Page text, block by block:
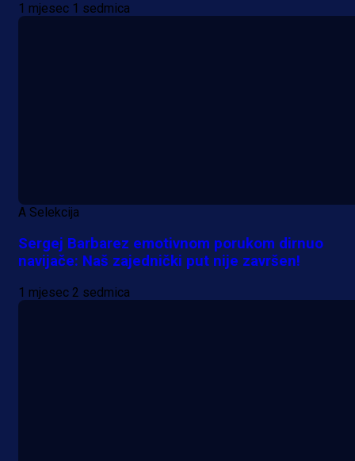
1 mjesec 1 sedmica
A Selekcija
Sergej Barbarez emotivnom porukom dirnuo
navijače: Naš zajednički put nije završen!
1 mjesec 2 sedmica